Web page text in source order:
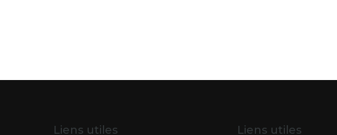
Liens utiles Liens utiles